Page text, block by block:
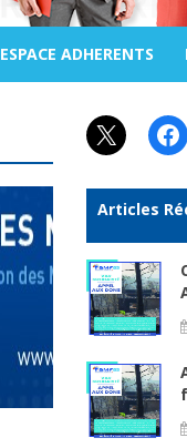
ESPACE ADHERENTS
X
Articles